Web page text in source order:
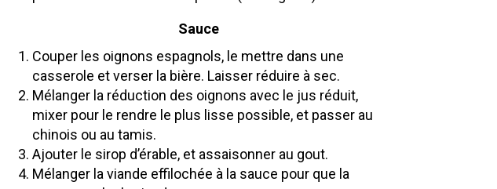
Sauce
Couper les oignons espagnols, le mettre dans une
casserole et verser la bière. Laisser réduire à sec.
Mélanger la réduction des oignons avec le jus réduit,
mixer pour le rendre le plus lisse possible, et passer au
chinois ou au tamis.
Ajouter le sirop d’érable, et assaisonner au gout.
Mélanger la viande effilochée à la sauce pour que la